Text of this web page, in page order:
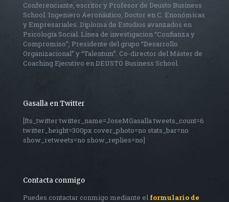
Conferenciante, escritor y Profesor de Deusto Business
School. Ingeniero Aeronáutico, Doctor en C. Enonómicas
y Empresariales. Diploma de Estudios avanzados en
Psicología Social. Línea de investigacion “Confianza y
Compromiso”, Presidente del grupo “Desarrollo
Organizacional” y “Talentum”. Co-director del Máster de
Coaching Ejecutivo en DEUSTO Business School.
Gasalla en Twitter
[fts_twitter twitter_name=JoseMGasalla tweets_count=6
twitter_height=300px cover_photo=no stats_bar=no
show_retweets=no show_replies=no]
Contacta conmigo
Puedes contactar conmigo mediante el formulario de